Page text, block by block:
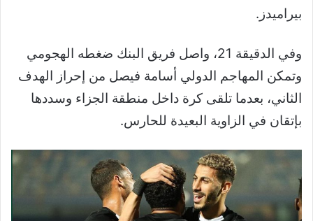
بيراميدز.
وفي الدقيقة 21، واصل فريق البنك ضغطه الهجومي
وتمكن المهاجم الدولي أسامة فيصل من إحراز الهدف
الثاني، بعدما تلقى كرة داخل منطقة الجزاء وسددها
بإتقان في الزاوية البعيدة للحارس.